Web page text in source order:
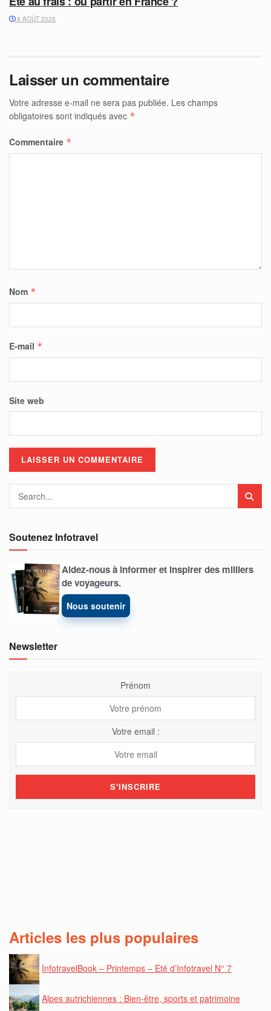
9 AOÛT 2026
Laisser un commentaire
Votre adresse e-mail ne sera pas publiée. Les champs
obligatoires sont indiqués avec *
Commentaire *
Nom *
E-mail *
Site web
Soutenez Infotravel
Aidez-nous à informer et inspirer des milliers
de voyageurs.
Nous soutenir
Newsletter
Prénom
Votre email :
Articles les plus populaires
InfotravelBook – Printemps – Eté d’Infotravel N° 7
Alpes autrichiennes : Bien-être, sports et patrimoine